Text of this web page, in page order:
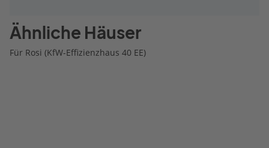
Ähnliche Häuser
Für Rosi (KfW-Effizienzhaus 40 EE)